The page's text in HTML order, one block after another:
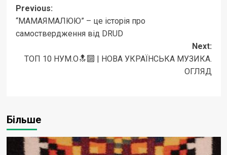
Post
navigation
Previous:
“MAMAЯМАЛЮЮ” – це історія про
самоствердження від DRUD
Next:
ТОП 10 НУМ.О🔝🔟 | НОВА УКРАЇНСЬКА МУЗИКА.
ОГЛЯД
Більше